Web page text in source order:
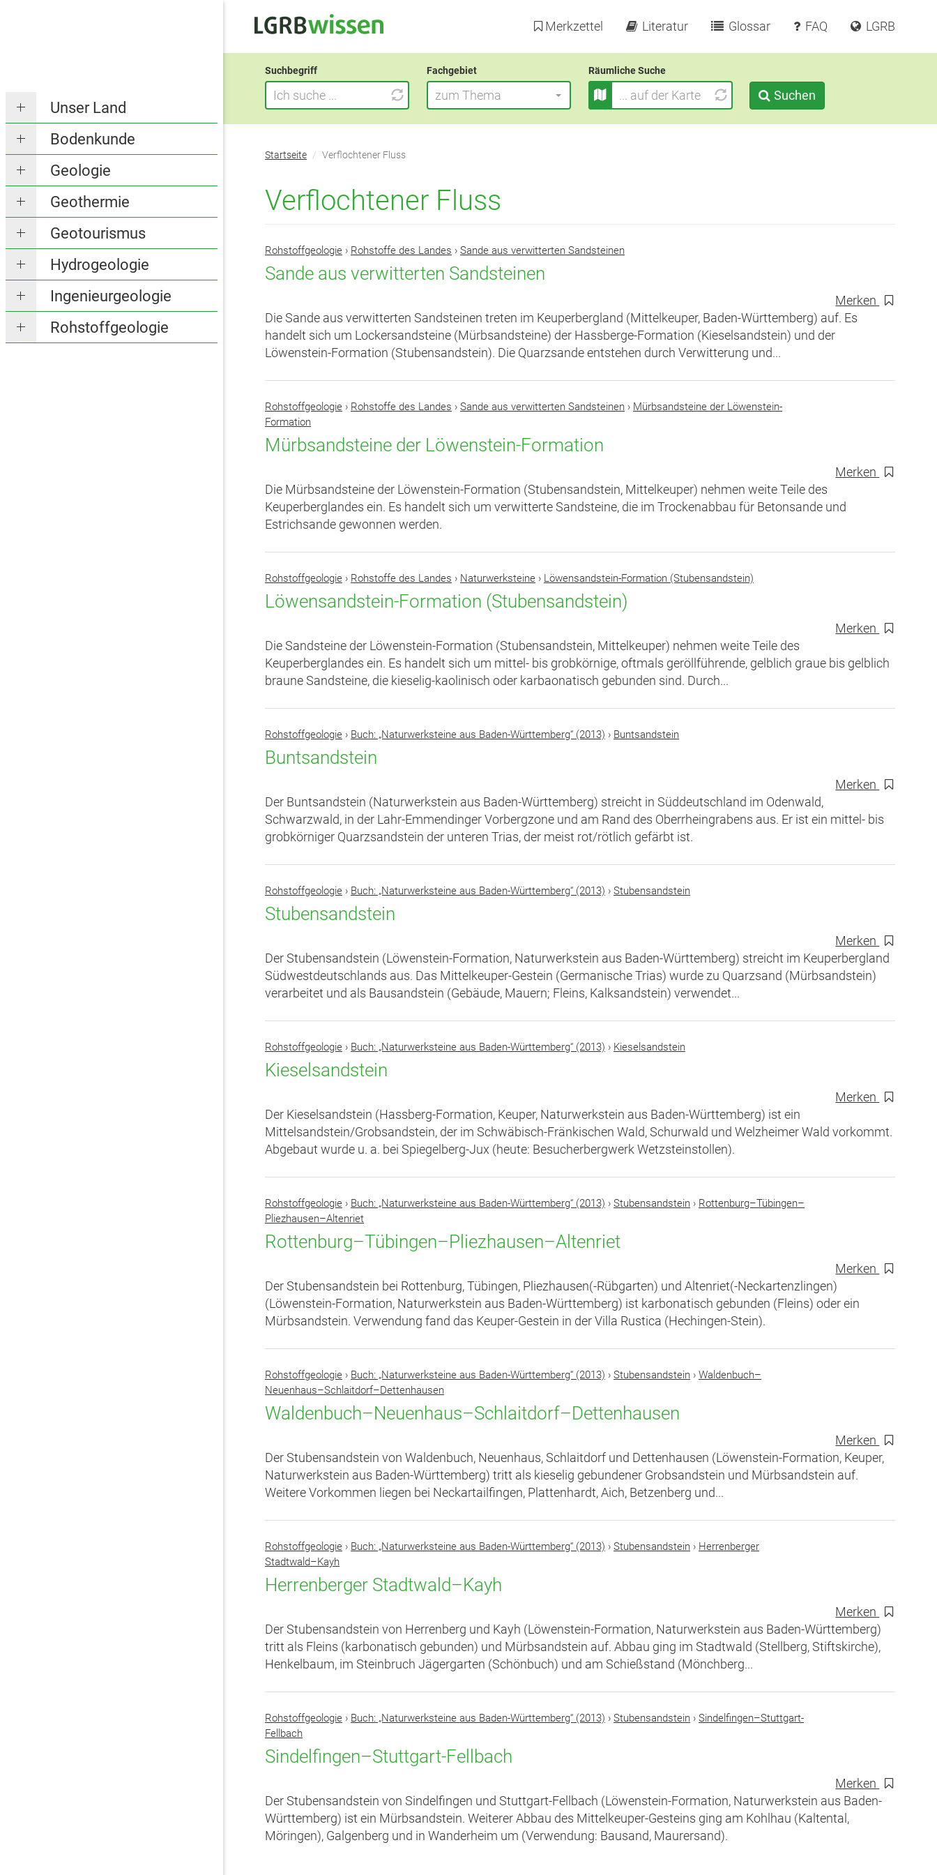
Unser Land
Bodenkunde
Geologie
Geothermie
Geotourismus
Hydrogeologie
Ingenieurgeologie
Rohstoffgeologie
Merkzettel Literatur Glossar FAQ LGRB
Suchbegriff Fachgebiet
zum Thema
Räumliche Suche
Suchen
Startseite Verflochtener Fluss
Verflochtener Fluss
Rohstoffgeologie › Rohstoffe des Landes › Sande aus verwitterten Sandsteinen
Sande aus verwitterten Sandsteinen
Merken
Die Sande aus verwitterten Sandsteinen treten im Keuperbergland (Mittelkeuper, Baden-Württemberg) auf. Es
handelt sich um Lockersandsteine (Mürbsandsteine) der Hassberge-Formation (Kieselsandstein) und der
Löwenstein-Formation (Stubensandstein). Die Quarzsande entstehen durch Verwitterung und...
Rohstoffgeologie › Rohstoffe des Landes › Sande aus verwitterten Sandsteinen › Mürbsandsteine der Löwenstein-
Formation
Mürbsandsteine der Löwenstein-Formation
Merken
Die Mürbsandsteine der Löwenstein-Formation (Stubensandstein, Mittelkeuper) nehmen weite Teile des
Keuperberglandes ein. Es handelt sich um verwitterte Sandsteine, die im Trockenabbau für Betonsande und
Estrichsande gewonnen werden.
Rohstoffgeologie › Rohstoffe des Landes › Naturwerksteine › Löwensandstein-Formation (Stubensandstein)
Löwensandstein-Formation (Stubensandstein)
Merken
Die Sandsteine der Löwenstein-Formation (Stubensandstein, Mittelkeuper) nehmen weite Teile des
Keuperberglandes ein. Es handelt sich um mittel- bis grobkörnige, oftmals geröllführende, gelblich graue bis gelblich
braune Sandsteine, die kieselig-kaolinisch oder karbaonatisch gebunden sind. Durch...
Rohstoffgeologie › Buch: „Naturwerksteine aus Baden-Württemberg“ (2013) › Buntsandstein
Buntsandstein
Merken
Der Buntsandstein (Naturwerkstein aus Baden-Württemberg) streicht in Süddeutschland im Odenwald,
Schwarzwald, in der Lahr-Emmendinger Vorbergzone und am Rand des Oberrheingrabens aus. Er ist ein mittel- bis
grobkörniger Quarzsandstein der unteren Trias, der meist rot/rötlich gefärbt ist.
Rohstoffgeologie › Buch: „Naturwerksteine aus Baden-Württemberg“ (2013) › Stubensandstein
Stubensandstein
Merken
Der Stubensandstein (Löwenstein-Formation, Naturwerkstein aus Baden-Württemberg) streicht im Keuperbergland
Südwestdeutschlands aus. Das Mittelkeuper-Gestein (Germanische Trias) wurde zu Quarzsand (Mürbsandstein)
verarbeitet und als Bausandstein (Gebäude, Mauern; Fleins, Kalksandstein) verwendet...
Rohstoffgeologie › Buch: „Naturwerksteine aus Baden-Württemberg“ (2013) › Kieselsandstein
Kieselsandstein
Merken
Der Kieselsandstein (Hassberg-Formation, Keuper, Naturwerkstein aus Baden-Württemberg) ist ein
Mittelsandstein/Grobsandstein, der im Schwäbisch-Fränkischen Wald, Schurwald und Welzheimer Wald vorkommt.
Abgebaut wurde u. a. bei Spiegelberg-Jux (heute: Besucherbergwerk Wetzsteinstollen).
Rohstoffgeologie › Buch: „Naturwerksteine aus Baden-Württemberg“ (2013) › Stubensandstein › Rottenburg–Tübingen–
Pliezhausen–Altenriet
Rottenburg–Tübingen–Pliezhausen–Altenriet
Merken
Der Stubensandstein bei Rottenburg, Tübingen, Pliezhausen(-Rübgarten) und Altenriet(-Neckartenzlingen)
(Löwenstein-Formation, Naturwerkstein aus Baden-Württemberg) ist karbonatisch gebunden (Fleins) oder ein
Mürbsandstein. Verwendung fand das Keuper-Gestein in der Villa Rustica (Hechingen-Stein).
Rohstoffgeologie › Buch: „Naturwerksteine aus Baden-Württemberg“ (2013) › Stubensandstein › Waldenbuch–
Neuenhaus–Schlaitdorf–Dettenhausen
Waldenbuch–Neuenhaus–Schlaitdorf–Dettenhausen
Merken
Der Stubensandstein von Waldenbuch, Neuenhaus, Schlaitdorf und Dettenhausen (Löwenstein-Formation, Keuper,
Naturwerkstein aus Baden-Württemberg) tritt als kieselig gebundener Grobsandstein und Mürbsandstein auf.
Weitere Vorkommen liegen bei Neckartailfingen, Plattenhardt, Aich, Betzenberg und...
Rohstoffgeologie › Buch: „Naturwerksteine aus Baden-Württemberg“ (2013) › Stubensandstein › Herrenberger
Stadtwald–Kayh
Herrenberger Stadtwald–Kayh
Merken
Der Stubensandstein von Herrenberg und Kayh (Löwenstein-Formation, Naturwerkstein aus Baden-Württemberg)
tritt als Fleins (karbonatisch gebunden) und Mürbsandstein auf. Abbau ging im Stadtwald (Stellberg, Stiftskirche),
Henkelbaum, im Steinbruch Jägergarten (Schönbuch) und am Schießstand (Mönchberg...
Rohstoffgeologie › Buch: „Naturwerksteine aus Baden-Württemberg“ (2013) › Stubensandstein › Sindelfingen–Stuttgart-
Fellbach
Sindelfingen–Stuttgart-Fellbach
Merken
Der Stubensandstein von Sindelfingen und Stuttgart-Fellbach (Löwenstein-Formation, Naturwerkstein aus Baden-
Württemberg) ist ein Mürbsandstein. Weiterer Abbau des Mittelkeuper-Gesteins ging am Kohlhau (Kaltental,
Möringen), Galgenberg und in Wanderheim um (Verwendung: Bausand, Maurersand).